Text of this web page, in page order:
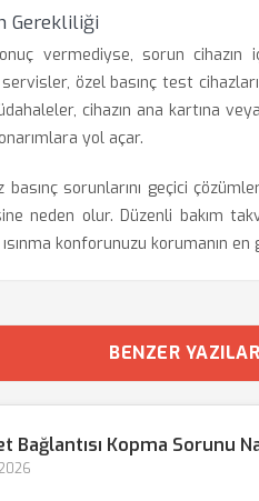
Gerekliliği
vermediyse, sorun
özel basınç test
cihazın ana kartına
yol açar.
basınç sorunlarını geçici
neden olur. Düzenli bakım
konforunuzu korumanın
BENZER YAZILAR
Bağlantısı Kopma Sorunu